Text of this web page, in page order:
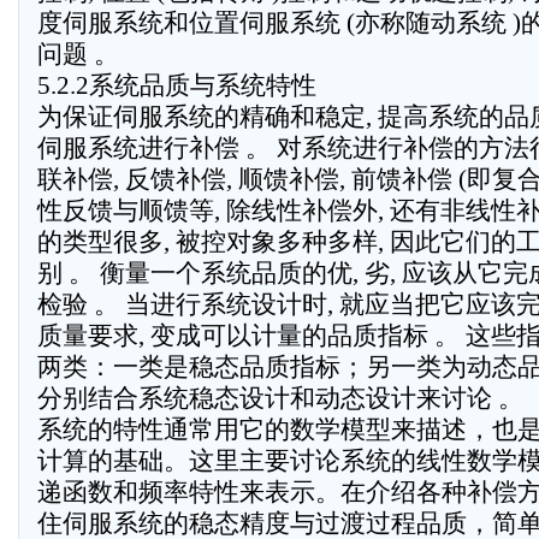
度伺服系统和位置伺服系统 (亦称随动系统 )
问题 。
5.2.2系统品质与系统特性
为保证伺服系统的精确和稳定, 提高系统的品
伺服系统进行补偿 。 对系统进行补偿的方法
联补偿, 反馈补偿, 顺馈补偿, 前馈补偿 (即复
性反馈与顺馈等, 除线性补偿外, 还有非线性
的类型很多, 被控对象多种多样, 因此它们的
别 。 衡量一个系统品质的优, 劣, 应该从它
检验 。 当进行系统设计时, 就应当把它应该
质量要求, 变成可以计量的品质指标 。 这些
两类：一类是稳态品质指标；另一类为动态
分别结合系统稳态设计和动态设计来讨论 。
系统的特性通常用它的数学模型来描述，也
计算的基础。这里主要讨论系统的线性数学
递函数和频率特性来表示。在介绍各种补偿
住伺服系统的稳态精度与过渡过程品质，简